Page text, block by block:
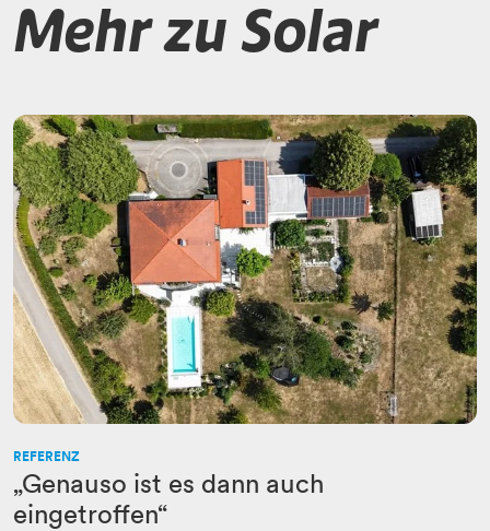
Mehr zu Solar
REFERENZ
„Genauso ist es dann auch
eingetroffen“